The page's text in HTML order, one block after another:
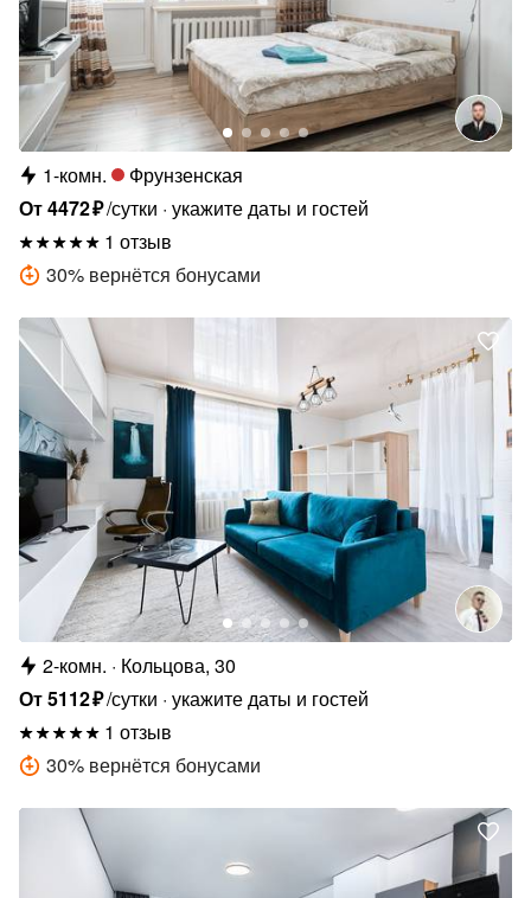
1-комн.
Фрунзенская
От4472₽/сутки укажите даты и гостей
1 отзыв
30% вернётся бонусами
2-комн.
Кольцова, 30
От5112₽/сутки укажите даты и гостей
1 отзыв
30% вернётся бонусами